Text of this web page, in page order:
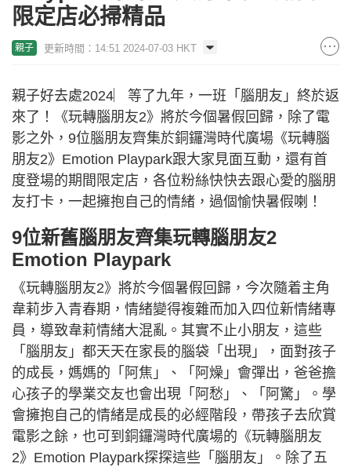
限定店必掃精品
親子 更新時間：14:51 2024-07-03 HKT
親子好去處2024︳等了九年，一班「腦朋友」終於返
來了！《玩轉腦朋友2》將於今個暑假回歸，除了電
影之外，9位腦朋友齊集於銅鑼灣時代廣場《玩轉腦
朋友2》Emotion Playpark跟大家見面互動，還有首
度登場的期間限定店，各位粉絲快快去跟心愛的腦朋
友打卡，一起擁抱自己的情緒，過個愉快暑假喇！
9位新舊腦朋友齊集玩轉腦朋友2
Emotion Playpark
《玩轉腦朋友2》將於今個暑假回歸，今次隨着主角
韋莉步入青春期，情緒變得複雜而加入四位新情緒專
員，導致韋莉情緒大混亂。其實不止小朋友，這些
「腦朋友」都天天在家長的腦袋「出現」，面對孩子
的成長，媽媽的「阿焦」、「阿燥」會彈出，爸爸擔
心孩子的學業交友也會出現「阿愁」、「阿驚」。學
會擁抱自己的情緒是成長的必經階段，帶孩子去欣賞
電影之餘，也可到銅鑼灣時代廣場的《玩轉腦朋友
2》Emotion Playpark探探這些「腦朋友」。除了五